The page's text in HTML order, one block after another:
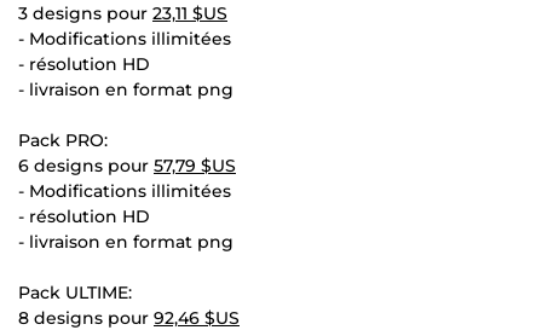
3 designs pour 23,11 $US
- Modifications illimitées
- résolution HD
- livraison en format png
Pack PRO:
6 designs pour 57,79 $US
- Modifications illimitées
- résolution HD
- livraison en format png
Pack ULTIME:
8 designs pour 92,46 $US